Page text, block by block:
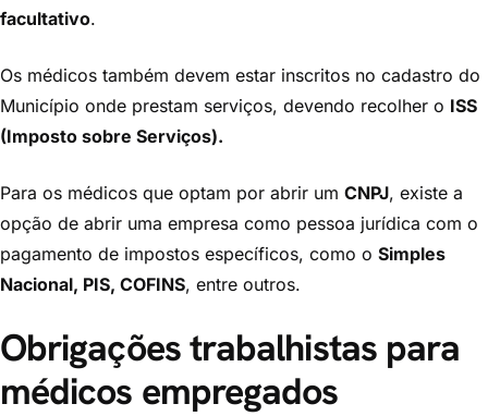
facultativo.
Os médicos também devem estar inscritos no cadastro do
Município onde prestam serviços, devendo recolher o ISS
(Imposto sobre Serviços).
Para os médicos que optam por abrir um CNPJ, existe a
opção de abrir uma empresa como pessoa jurídica com o
pagamento de impostos específicos, como o Simples
Nacional, PIS, COFINS, entre outros.
Obrigações trabalhistas para
médicos empregados